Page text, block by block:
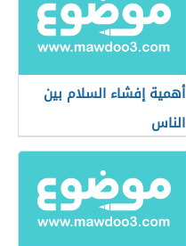
أهمية إفشاء السلام بين
الناس